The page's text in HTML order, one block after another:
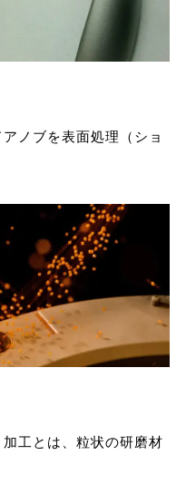
ノブを表面処理（ショ
工とは、粒状の研磨材